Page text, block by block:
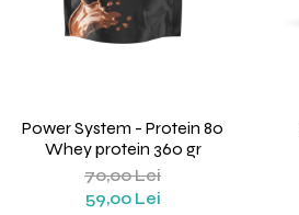
Power System - Protein 80
Whey protein 360 gr
70,00 Lei
59,00 Lei